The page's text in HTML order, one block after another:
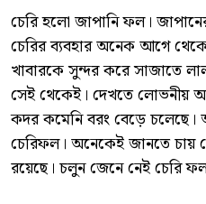
চেরি হলো জাপানি ফল।
চেরির ব্যবহার অনেক আগে
খাবারকে সুন্দর করে সাজাতে
সেই থেকেই। দেখতে লোভনীয়
কদর কমেনি বরং বেড়ে চলেছে।
চেরিফল। অনেকেই জানতে চায়
রয়েছে। চলুন জেনে নেই চেরি